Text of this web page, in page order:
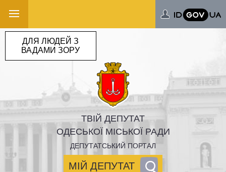
ТВІЙ ДЕПУТАТ
ОДЕСЬКОЇ МІСЬКОЇ РАДИ
ДЕПУТАТСЬКИЙ ПОРТАЛ
МІЙ ДЕПУТАТ
ДЛЯ ЛЮДЕЙ З
ВАДАМИ ЗОРУ